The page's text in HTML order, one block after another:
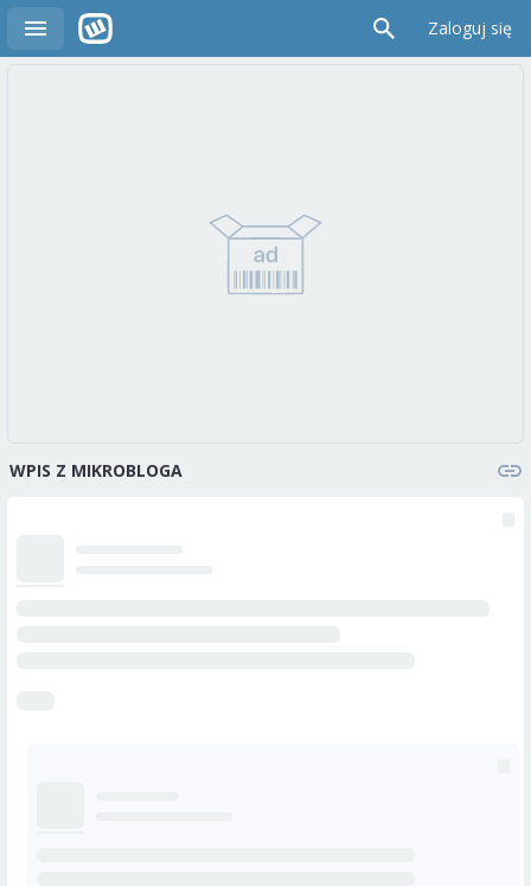
Zaloguj się
WPIS Z MIKROBLOGA